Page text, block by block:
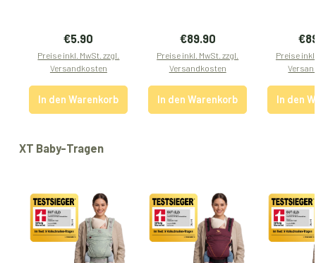
Regulärer Preis:
€5.90
Preise inkl. MwSt. zzgl.
Versandkosten
In den Warenkorb
Regulärer Preis:
€89.90
Preise inkl. MwSt. zzgl.
Versandkosten
In den Warenkorb
Preise
In den
Produktgalerie überspringen
XT Baby-Tragen